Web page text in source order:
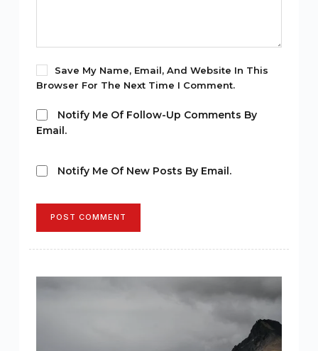
Save My Name, Email, And Website In This
Browser For The Next Time I Comment.
Notify Me Of Follow-Up Comments By
Email.
Notify Me Of New Posts By Email.
POST COMMENT